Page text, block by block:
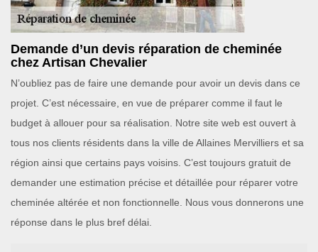
Demande d’un devis réparation de cheminée
chez Artisan Chevalier
N’oubliez pas de faire une demande pour avoir un devis dans ce
projet. C’est nécessaire, en vue de préparer comme il faut le
budget à allouer pour sa réalisation. Notre site web est ouvert à
tous nos clients résidents dans la ville de Allaines Mervilliers et sa
région ainsi que certains pays voisins. C’est toujours gratuit de
demander une estimation précise et détaillée pour réparer votre
cheminée altérée et non fonctionnelle. Nous vous donnerons une
réponse dans le plus bref délai.